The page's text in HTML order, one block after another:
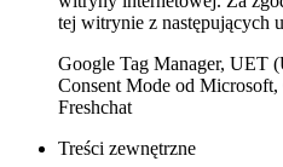
tej witrynie z następujących
Google Tag Manager, UET
Consent Mode od
Freshchat
Treści zewnętrzne